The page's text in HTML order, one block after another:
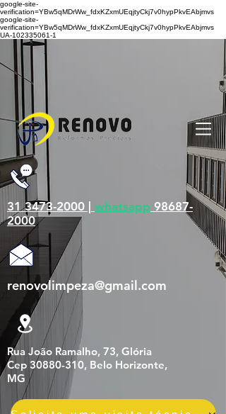
google-site-
verification=YBw5qMDrWw_fdxKZxmUEqjtyCkj7v0hypPkvEAbjmvs
google-site-
verification=YBw5qMDrWw_fdxKZxmUEqjtyCkj7v0hypPkvEAbjmvs
UA-102335061-1
31 3473-2000 | whatsapp 98687-
2000
renovolimpeza@gmail.com
Rua João Ramalho, 73, Glória
Cep 30880-310, Belo Horizonte,
MG